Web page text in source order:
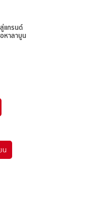
แกรนด์
หาลาบูน
น